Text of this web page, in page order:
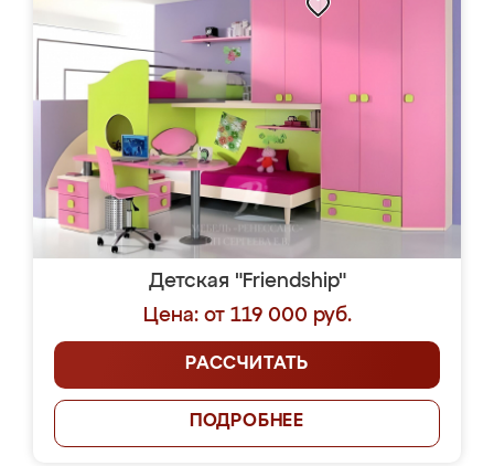
Детская "Friendship"
Цена: от 119 000 руб.
РАССЧИТАТЬ
ПОДРОБНЕЕ